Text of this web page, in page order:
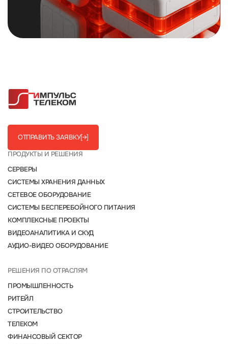
ОТПРАВИТЬ ЗАЯВКУ[→]
ПРОДУКТЫ И РЕШЕНИЯ
СЕРВЕРЫ
СИСТЕМЫ ХРАНЕНИЯ ДАННЫХ
СЕТЕВОЕ ОБОРУДОВАНИЕ
СИСТЕМЫ БЕСПЕРЕБОЙНОГО ПИТАНИЯ
КОМПЛЕКСНЫЕ ПРОЕКТЫ
ВИДЕОАНАЛИТИКА И СКУД
АУДИО-ВИДЕО ОБОРУДОВАНИЕ
РЕШЕНИЯ ПО ОТРАСЛЯМ
ПРОМЫШЛЕННОСТЬ
РИТЕЙЛ
СТРОИТЕЛЬСТВО
ТЕЛЕКОМ
ФИНАНСОВЫЙ СЕКТОР